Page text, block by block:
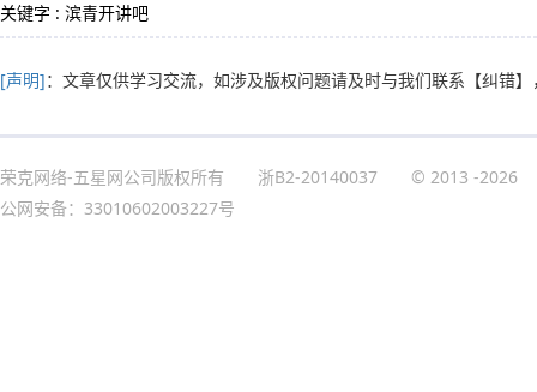
关键字 : 滨青开讲吧
[声明]：文章仅供学习交流，如涉及版权问题请及时与我们联系 【纠错】
荣克网络-五星网公司版权所有 浙B2-20140037 © 2013 -2026
公网安备：33010602003227号